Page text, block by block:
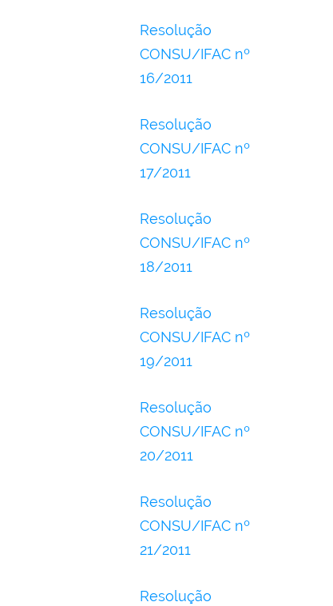
Resolução
CONSU/IFAC nº
16/2011
Resolução
CONSU/IFAC nº
17/2011
Resolução
CONSU/IFAC nº
18/2011
Resolução
CONSU/IFAC nº
19/2011
Resolução
CONSU/IFAC nº
20/2011
Resolução
CONSU/IFAC nº
21/2011
Resolução